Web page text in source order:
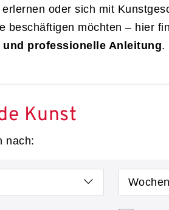
oder sich mit
beschäftigen möchten – hier
professionelle Anleitung.
Kunst
nach: